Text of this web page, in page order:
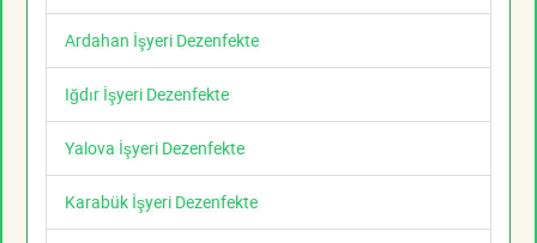
Ardahan İşyeri Dezenfekte
Iğdır İşyeri Dezenfekte
Yalova İşyeri Dezenfekte
Karabük İşyeri Dezenfekte